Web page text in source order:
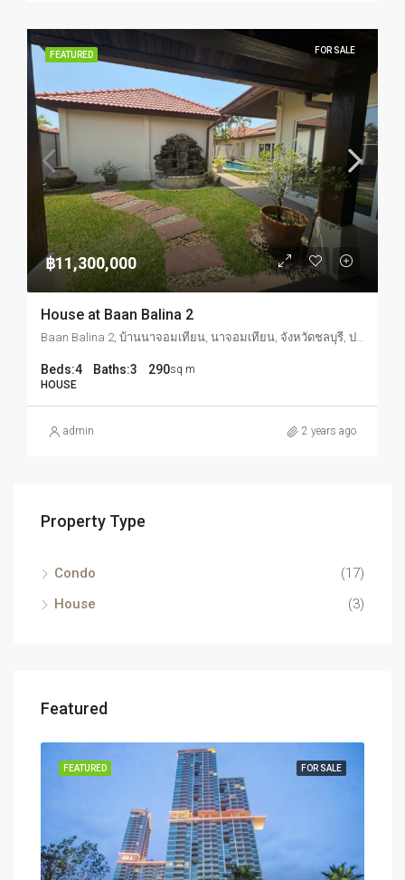
FEATURED FOR SALE
฿11,300,000
House at Baan Balina 2
Baan Balina 2, บ้านนาจอมเทียน, นาจอมเทียน, จังหวัดชลบุรี, ประเทศไทย
Beds:4 Baths:3 290sq m
HOUSE
admin 2 years ago
Property Type
Condo
(17)
House
(3)
Featured
FOR SALE
FEATURED